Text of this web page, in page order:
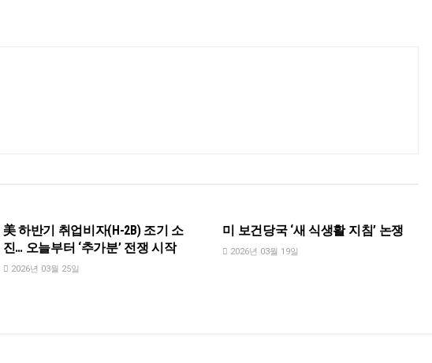
美 하반기 취업비자(H-2B) 조기 소
진… 오늘부터 ‘추가분’ 전쟁 시작
2026년 03월 25일
미 보건당국 ‘새 식생활 지침’ 논쟁
2026년 03월 19일